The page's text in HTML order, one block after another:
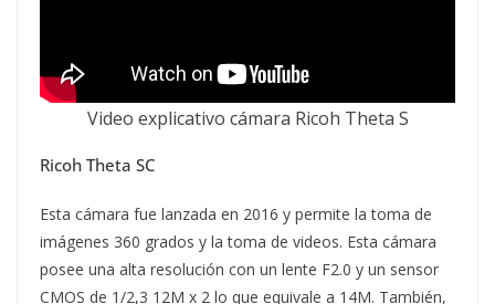
Video explicativo cámara Ricoh Theta S
Ricoh Theta SC
Esta cámara fue lanzada en 2016 y permite la toma de
imágenes 360 grados y la toma de videos. Esta cámara
posee una alta resolución con un lente F2.0 y un sensor
CMOS de 1/2,3 12M x 2 lo que equivale a 14M. También,